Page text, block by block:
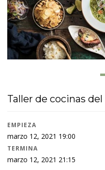
Taller de cocinas
EMPIEZA
marzo 12, 2021 19:00
TERMINA
marzo 12, 2021 21:15